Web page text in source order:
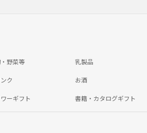
野菜等 乳製品
ク お酒
ーギフト 書籍・カタログギフト